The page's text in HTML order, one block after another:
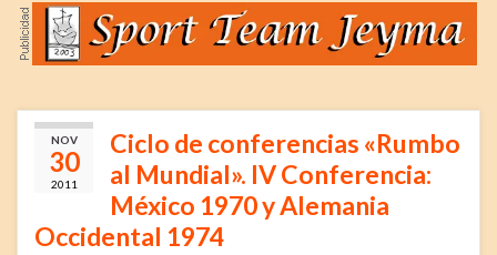
NOV
30
2011
Ciclo de conferencias «Rumbo
al Mundial». IV Conferencia:
México 1970 y Alemania
Occidental 1974